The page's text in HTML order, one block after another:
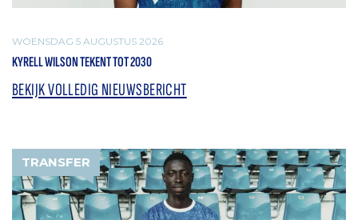
WOENSDAG 5 AUGUSTUS 2026
KYRELL WILSON TEKENT TOT 2030
BEKIJK VOLLEDIG NIEUWSBERICHT
TRANSFER